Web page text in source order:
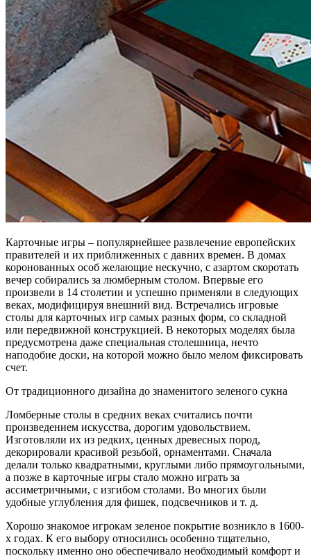
Карточные игры – популярнейшее развлечение европейских
правителей и их приближенных с давних времен. В домах
коронованных особ желающие нескучно, с азартом скоротать
вечер собирались за люмберным столом. Впервые его
произвели в 14 столетии и успешно применяли в следующих
веках, модифицируя внешний вид. Встречались игровые
столы для карточных игр самых разных форм, со складной
или передвижной конструкцией. В некоторых моделях была
предусмотрена даже специальная столешница, нечто
наподобие доски, на которой можно было мелом фиксировать
счет.
От традиционного дизайна до знаменитого зеленого сукна
Ломберные столы в средних веках считались почти
произведением искусства, дорогим удовольствием.
Изготовляли их из редких, ценных древесных пород,
декорировали красивой резьбой, орнаментами. Сначала
делали только квадратными, круглыми либо прямоугольными,
а позже в карточные игры стало можно играть за
ассиметричными, с изгибом столами. Во многих были
удобные углубления для фишек, подсвечников и т. д.
Хорошо знакомое игрокам зеленое покрытие возникло в 1600-
х годах. К его выбору относились особенно тщательно,
поскольку именно оно обеспечивало необходимый комфорт и